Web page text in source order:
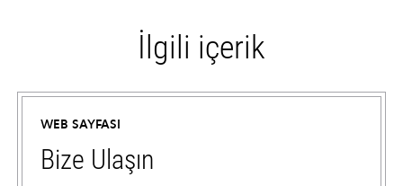
İlgili içerik
WEB SAYFASI
Bize Ulaşın